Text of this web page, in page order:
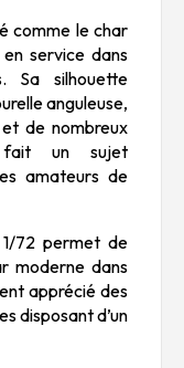
comme le char
service dans
Sa silhouette
anguleuse,
de nombreux
fait un sujet
amateurs de
72 permet de
moderne dans
apprécié des
disposant d’un